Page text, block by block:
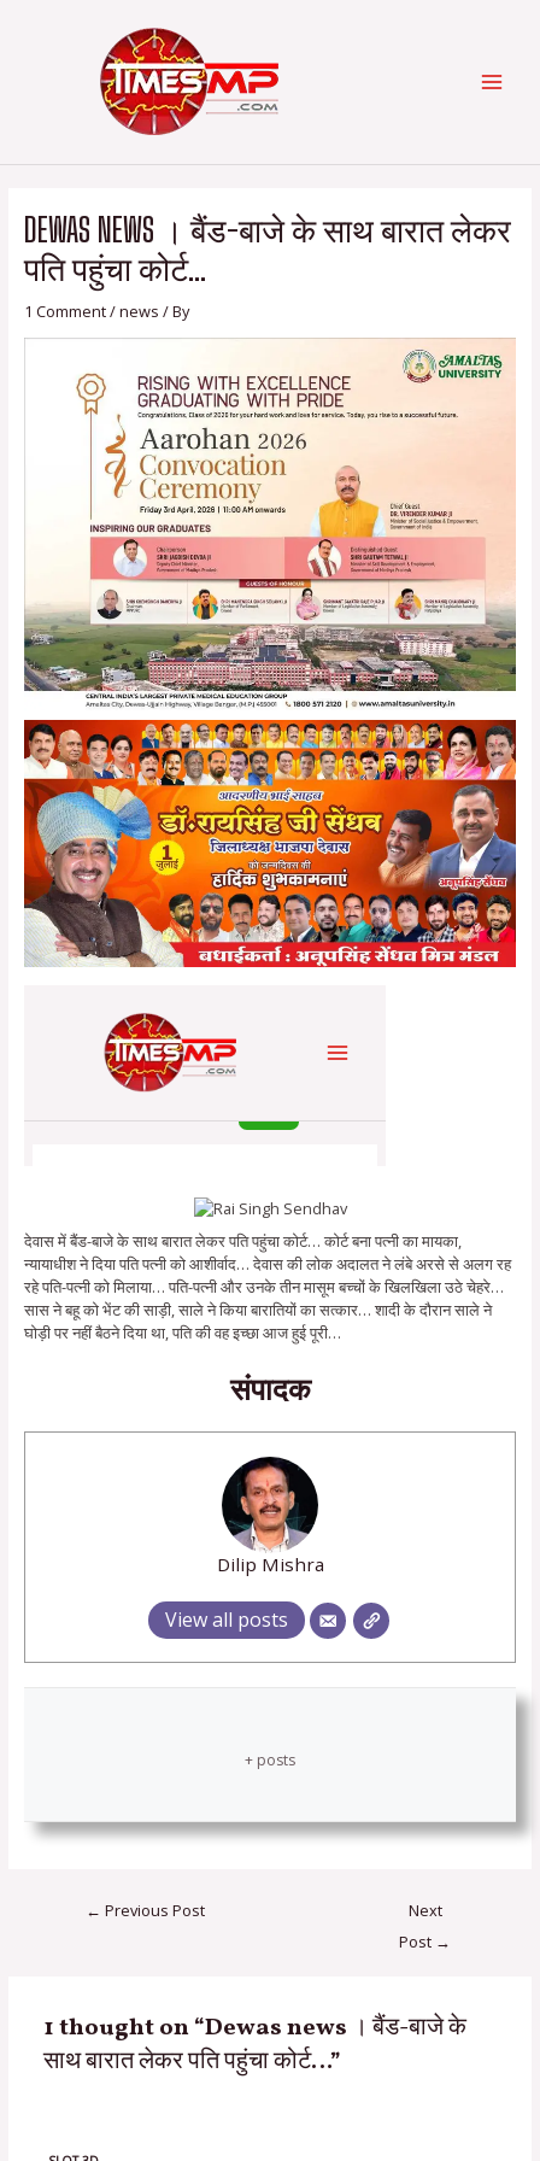
DEWAS NEWS । बैंड-बाजे के साथ बारात लेकर
पति पहुंचा कोर्ट…
1 Comment/news / By
देवास में बैंड-बाजे के साथ बारात लेकर पति पहुंचा कोर्ट… कोर्ट बना पत्नी का मायका,
न्यायाधीश ने दिया पति पत्नी को आशीर्वाद… देवास की लोक अदालत ने लंबे अरसे से अलग रह
रहे पति-पत्नी को मिलाया… पति-पत्नी और उनके तीन मासूम बच्चों के खिलखिला उठे चेहरे…
सास ने बहू को भेंट की साड़ी, साले ने किया बारातियों का सत्कार… शादी के दौरान साले ने
घोड़ी पर नहीं बैठने दिया था, पति की वह इच्छा आज हुई पूरी…
संपादक
Dilip Mishra
View all posts
+ posts
navigation
← Previous Post
Next
Post →
1 thought on “Dewas news । बैंड-बाजे के
साथ बारात लेकर पति पहुंचा कोर्ट…”